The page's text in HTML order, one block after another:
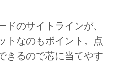
ドのサイトラインが、
トなのもポイント。点
きるので芯に当てやす